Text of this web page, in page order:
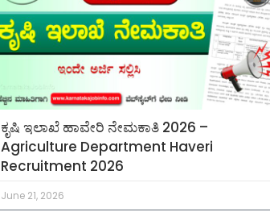
ಕೃಷಿ ಇಲಾಖೆ ಹಾವೇರಿ ನೇಮಕಾತಿ 2026 –
Agriculture Department Haveri
Recruitment 2026
June 21, 2026